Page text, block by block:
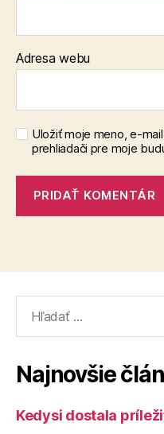
Adresa webu
Uložiť moje meno, e-
prehliadači pre moje
Najnovšie
Kedysi dostala